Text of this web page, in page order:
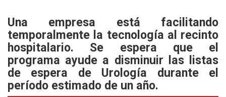
ce
b
o
o
k
tt
er
at
s
A
p
p
Una empresa está facilitando
temporalmente la tecnología al recinto
hospitalario. Se espera que el
programa ayude a disminuir las listas
de espera de Urología durante el
período estimado de un año.